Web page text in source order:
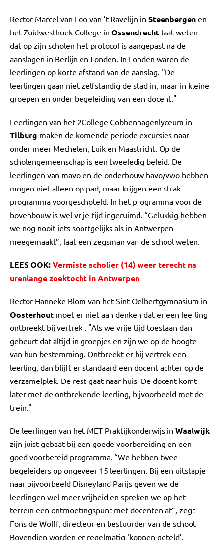
Rector Marcel van Loo van ’t Ravelijn in Steenbergen en
het Zuidwesthoek College in Ossendrecht laat weten
dat op zijn scholen het protocol is aangepast na de
aanslagen in Berlijn en Londen. In Londen waren de
leerlingen op korte afstand van de aanslag. "De
leerlingen gaan niet zelfstandig de stad in, maar in kleine
groepen en onder begeleiding van een docent."
Leerlingen van het 2College Cobbenhagenlyceum in
Tilburg maken de komende periode excursies naar
onder meer Mechelen, Luik en Maastricht. Op de
scholengemeenschap is een tweeledig beleid. De
leerlingen van mavo en de onderbouw havo/vwo hebben
mogen niet alleen op pad, maar krijgen een strak
programma voorgeschoteld. In het programma voor de
bovenbouw is wel vrije tijd ingeruimd. “Gelukkig hebben
we nog nooit iets soortgelijks als in Antwerpen
meegemaakt”, laat een zegsman van de school weten.
LEES OOK:Vermiste scholier (14) weer terecht na
urenlange zoektocht in Antwerpen
Rector Hanneke Blom van het Sint-Oelbertgymnasium in
Oosterhout moet er niet aan denken dat er een leerling
ontbreekt bij vertrek . "Als we vrije tijd toestaan dan
gebeurt dat altijd in groepjes en zijn we op de hoogte
van hun bestemming. Ontbreekt er bij vertrek een
leerling, dan blijft er standaard een docent achter op de
verzamelplek. De rest gaat naar huis. De docent komt
later met de ontbrekende leerling, bijvoorbeeld met de
trein."
De leerlingen van het MET Praktijkonderwijs in Waalwijk
zijn juist gebaat bij een goede voorbereiding en een
goed voorbereid programma. “We hebben twee
begeleiders op ongeveer 15 leerlingen. Bij een uitstapje
naar bijvoorbeeld Disneyland Parijs geven we de
leerlingen wel meer vrijheid en spreken we op het
terrein een ontmoetingspunt met docenten af”, zegt
Fons de Wolff, directeur en bestuurder van de school.
Bovendien worden er regelmatig ‘koppen geteld’.